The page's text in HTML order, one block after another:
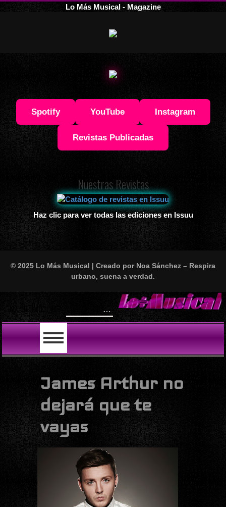
Lo Más Musical - Magazine
Spotify YouTube Instagram
Revistas Publicadas
Nuestras Revistas
Haz clic para ver todas las ediciones en Issuu
© 2025 Lo Más Musical | Creado por Noa Sánchez – Respira
urbano, suena a verdad.
LO ÚLTIMO ¡Atención, amantes del perreo y el buen rollo!
James Arthur no
dejará que te
vayas